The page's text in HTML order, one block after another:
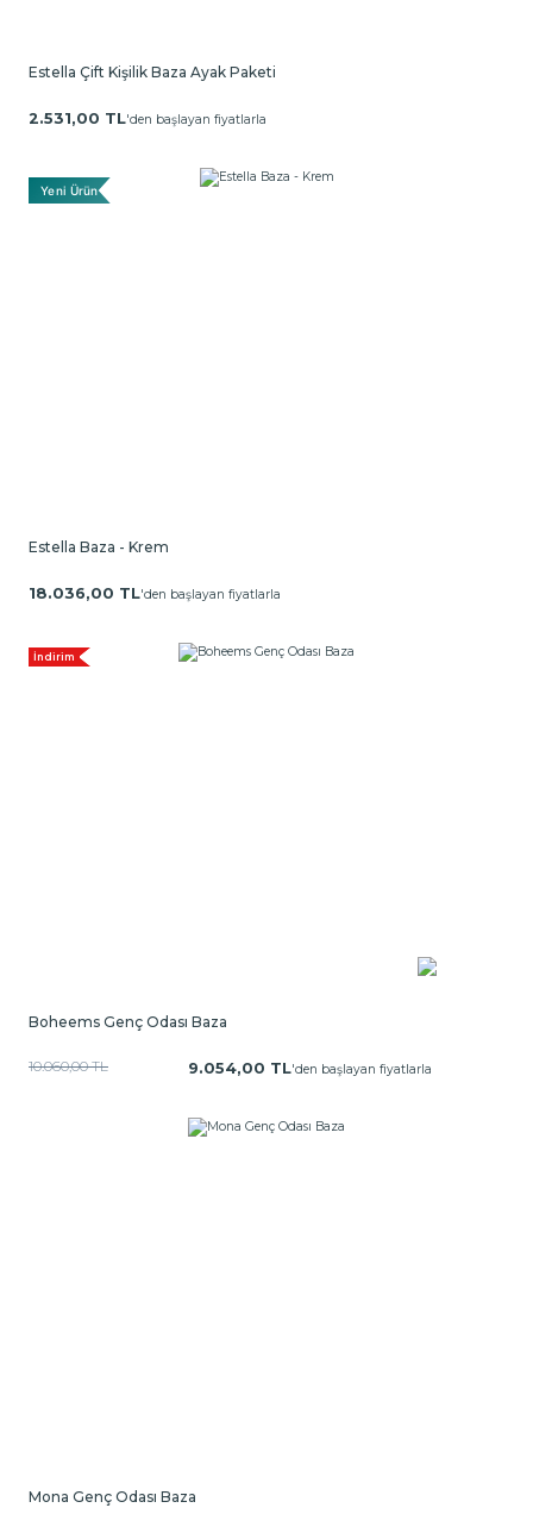
Estella Çift Kişilik Baza Ayak Paketi
2.531,00 TL'den başlayan fiyatlarla
Yeni Ürün
Estella Baza - Krem
18.036,00 TL'den başlayan fiyatlarla
İndirim
Boheems Genç Odası Baza
10.060,00 TL 9.054,00 TL'den başlayan fiyatlarla
Mona Genç Odası Baza